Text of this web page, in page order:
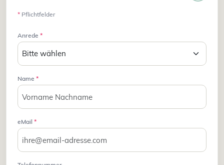
* Pflichtfelder
Anrede*
Name*
eMail*